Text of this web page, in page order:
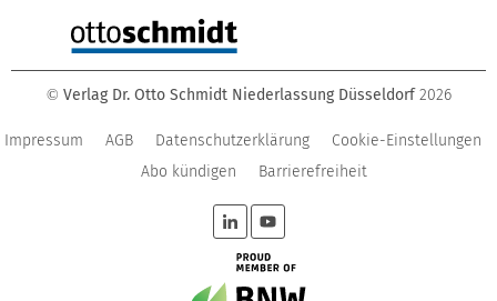
© Verlag Dr. Otto Schmidt Niederlassung Düsseldorf 2026
Impressum AGB Datenschutzerklärung
Cookie-Einstellungen
Abo kündigen
Barrierefreiheit